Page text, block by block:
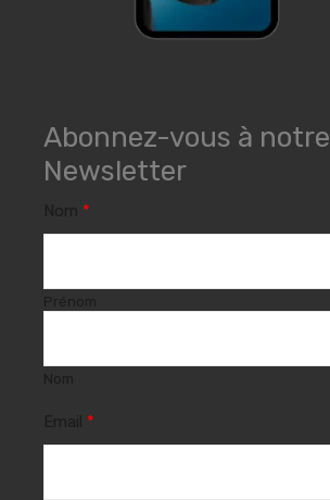
Abonnez-vous à notre
Newsletter
*
*